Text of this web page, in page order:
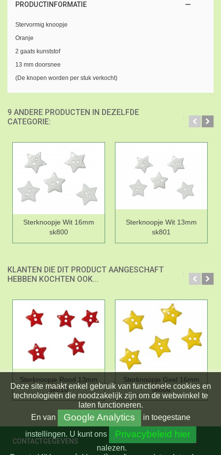
PRODUCTINFORMATIE
Stervormig knoopje
Oranje
2 gaats kunststof
13 mm doorsnee
(De knopen worden per stuk verkocht)
9 ANDERE PRODUCTEN IN DEZELFDE
CATEGORIE:
Sterknoopje Wit 16mm
sk800
Sterknoopje Wit 13mm
sk801
KLANTEN DIE DIT PRODUCT AANGESCHAFT
HEBBEN KOCHTEN OOK...
Sterknoopje Rood 13mm
sk810
Sterknoopje Geel 16mm
sk806
CONTACTGEGEVENS
Deze site maakt enkel gebruik van functionele cookies en
technologieën die noodzakelijk zijn om de webwinkel te
laten functioneren.
En van Google Analytics
in toegestane
instellingen. U kunt ons Privacybeleid hier
nalezen.